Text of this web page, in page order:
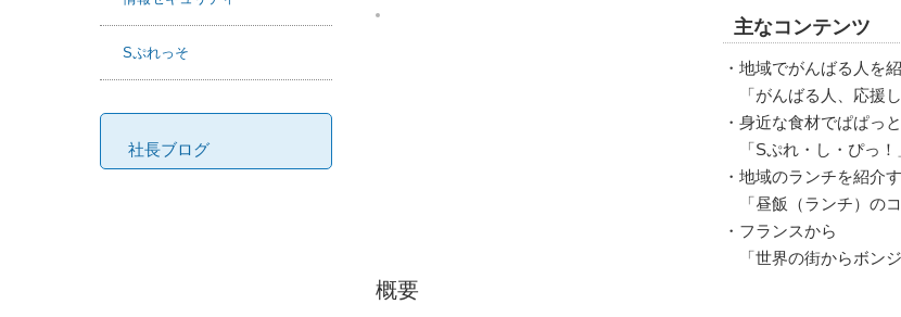
主なコンテンツ
・地域でがんばる人を
「がんばる人、応援し
・身近な食材でぱぱっ
「Sぷれ・し・ぴっ！
・地域のランチを紹介
「昼飯（ランチ）のコ
・フランスから
「世界の街からボン
概要
情報セキュリティ
Sぷれっそ
社長ブログ